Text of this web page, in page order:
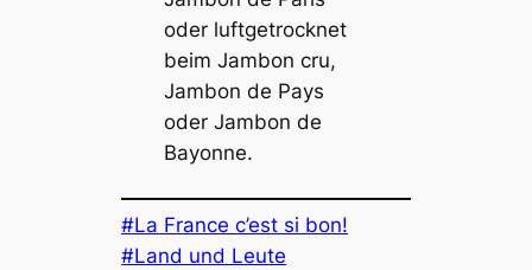
oder luftgetrocknet
beim Jambon cru,
Jambon de Pays
oder Jambon de
Bayonne.
La France c’est si bon!
Land und Leute